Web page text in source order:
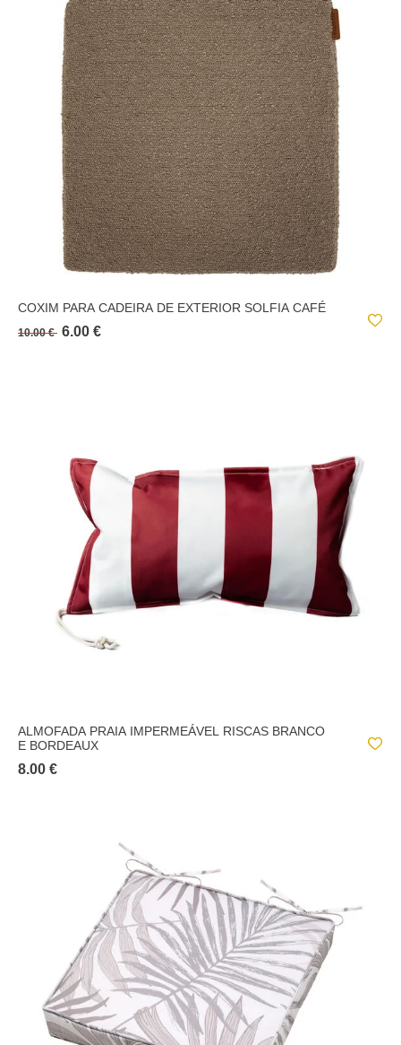
COXIM PARA CADEIRA DE EXTERIOR SOLFIA CAFÉ
10.00 € 6.00 €
ALMOFADA PRAIA IMPERMEÁVEL RISCAS BRANCO
E BORDEAUX
8.00 €